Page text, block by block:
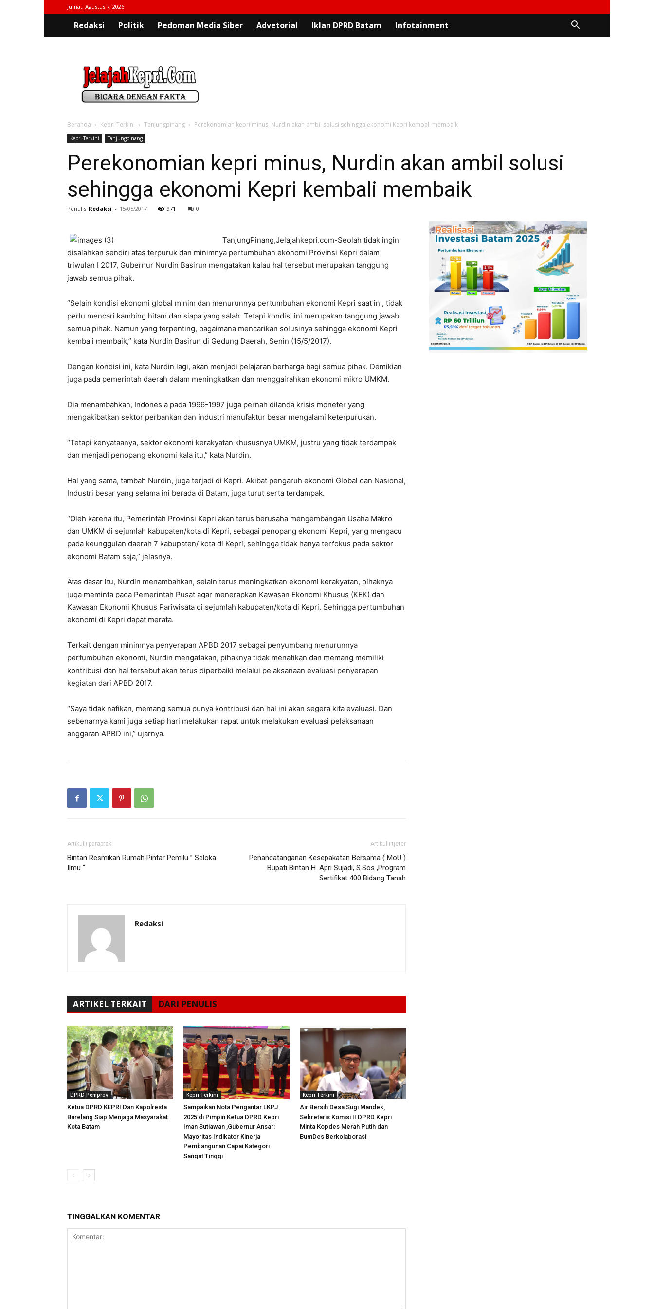
Jumat, Agustus 7, 2026
Redaksi Politik Pedoman Media Siber Advetorial Iklan DPRD Batam Infotainment
Beranda Kepri Terkini Tanjungpinang Perekonomian kepri minus, Nurdin akan ambil solusi sehingga ekonomi Kepri kembali membaik
Kepri Terkini Tanjungpinang
Perekonomian kepri minus, Nurdin akan ambil solusi
sehingga ekonomi Kepri kembali membaik
Penulis Redaksi - 15/05/2017 971 0
TanjungPinang,Jelajahkepri.com-Seolah tidak ingin
disalahkan sendiri atas terpuruk dan minimnya pertumbuhan ekonomi Provinsi Kepri dalam
triwulan I 2017, Gubernur Nurdin Basirun mengatakan kalau hal tersebut merupakan tanggung
jawab semua pihak.
“Selain kondisi ekonomi global minim dan menurunnya pertumbuhan ekonomi Kepri saat ini, tidak
perlu mencari kambing hitam dan siapa yang salah. Tetapi kondisi ini merupakan tanggung jawab
semua pihak. Namun yang terpenting, bagaimana mencarikan solusinya sehingga ekonomi Kepri
kembali membaik,” kata Nurdin Basirun di Gedung Daerah, Senin (15/5/2017).
Dengan kondisi ini, kata Nurdin lagi, akan menjadi pelajaran berharga bagi semua pihak. Demikian
juga pada pemerintah daerah dalam meningkatkan dan menggairahkan ekonomi mikro UMKM.
Dia menambahkan, Indonesia pada 1996-1997 juga pernah dilanda krisis moneter yang
mengakibatkan sektor perbankan dan industri manufaktur besar mengalami keterpurukan.
“Tetapi kenyataanya, sektor ekonomi kerakyatan khususnya UMKM, justru yang tidak terdampak
dan menjadi penopang ekonomi kala itu,” kata Nurdin.
Hal yang sama, tambah Nurdin, juga terjadi di Kepri. Akibat pengaruh ekonomi Global dan Nasional,
Industri besar yang selama ini berada di Batam, juga turut serta terdampak.
“Oleh karena itu, Pemerintah Provinsi Kepri akan terus berusaha mengembangan Usaha Makro
dan UMKM di sejumlah kabupaten/kota di Kepri, sebagai penopang ekonomi Kepri, yang mengacu
pada keunggulan daerah 7 kabupaten/ kota di Kepri, sehingga tidak hanya terfokus pada sektor
ekonomi Batam saja,” jelasnya.
Atas dasar itu, Nurdin menambahkan, selain terus meningkatkan ekonomi kerakyatan, pihaknya
juga meminta pada Pemerintah Pusat agar menerapkan Kawasan Ekonomi Khusus (KEK) dan
Kawasan Ekonomi Khusus Pariwisata di sejumlah kabupaten/kota di Kepri. Sehingga pertumbuhan
ekonomi di Kepri dapat merata.
Terkait dengan minimnya penyerapan APBD 2017 sebagai penyumbang menurunnya
pertumbuhan ekonomi, Nurdin mengatakan, pihaknya tidak menafikan dan memang memiliki
kontribusi dan hal tersebut akan terus diperbaiki melalui pelaksanaan evaluasi penyerapan
kegiatan dari APBD 2017.
“Saya tidak nafikan, memang semua punya kontribusi dan hal ini akan segera kita evaluasi. Dan
sebenarnya kami juga setiap hari melakukan rapat untuk melakukan evaluasi pelaksanaan
anggaran APBD ini,” ujarnya.
Artikulli paraprak
Bintan Resmikan Rumah Pintar Pemilu ” Seloka
Ilmu “
Artikulli tjetër
Penandatanganan Kesepakatan Bersama ( MoU )
Bupati Bintan H. Apri Sujadi, S.Sos ,Program
Sertifikat 400 Bidang Tanah
Redaksi
ARTIKEL TERKAIT DARI PENULIS
DPRD Pemprov
Ketua DPRD KEPRI Dan Kapolresta
Barelang Siap Menjaga Masyarakat
Kota Batam
Kepri Terkini
Sampaikan Nota Pengantar LKPJ
2025 di Pimpin Ketua DPRD Kepri
Iman Sutiawan ,Gubernur Ansar:
Mayoritas Indikator Kinerja
Pembangunan Capai Kategori
Sangat Tinggi
Kepri Terkini
Air Bersih Desa Sugi Mandek,
Sekretaris Komisi II DPRD Kepri
Minta Kopdes Merah Putih dan
BumDes Berkolaborasi
TINGGALKAN KOMENTAR